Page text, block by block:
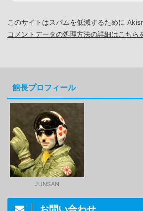
このサイトはスパムを低減するために
コメントデータの処理方法の詳細はこちら
館長プロフィール
JUNSAN